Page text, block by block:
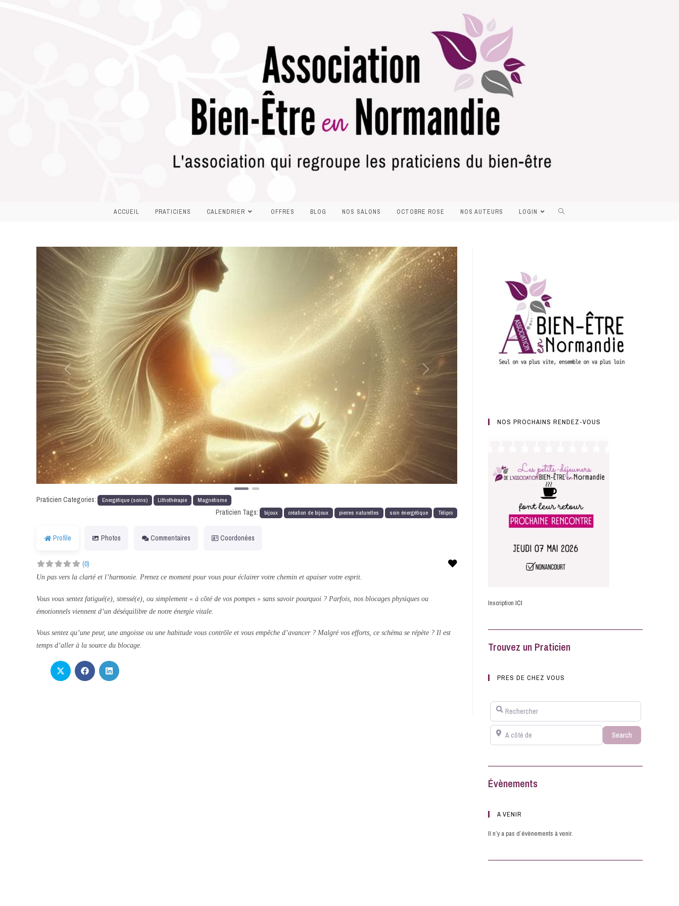
ACCUEIL PRATICIENS CALENDRIER OFFRES BLOG NOS SALONS OCTOBRE ROSE NOS AUTEURS LOGIN
Précédent Suivant
Praticien Categories: Energétique (soins) Lithothérapie Magnétisme
Praticien Tags: bijoux création de bijoux pierres naturelles soin énergétique Télipro
Profile Photos Commentaires Coordonées
(0) Favorite
Un pas vers la clarté et l’harmonie. Prenez ce moment pour vous pour éclairer votre chemin et apaiser votre esprit.
Vous vous sentez fatigué(e), stressé(e), ou simplement « à côté de vos pompes » sans savoir pourquoi ? Parfois, nos blocages physiques ou
émotionnels viennent d’un déséquilibre de notre énergie vitale.
Vous sentez qu’une peur, une angoisse ou une habitude vous contrôle et vous empêche d’avancer ? Malgré vos efforts, ce schéma se répète ? Il est
temps d’aller à la source du blocage.
NOS PROCHAINS RENDEZ-VOUS
Inscription ICI
Trouvez un Praticien
PRES DE CHEZ VOUS
Rechercher
A côté de SearchSearch
Évènements
A VENIR
Il n’y a pas d’évènements à venir.